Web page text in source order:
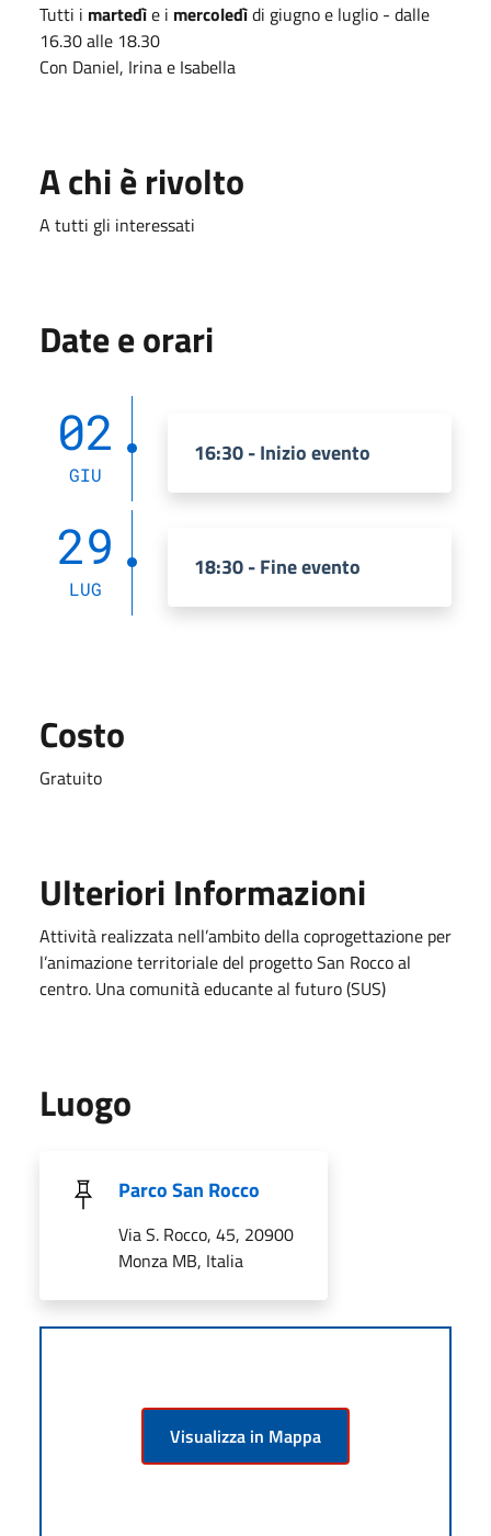
Tutti i martedìe i mercoledìdi giugno e luglio - dalle
16.30 alle 18.30
Con Daniel, Irina e Isabella
A chi è rivolto
A tutti gli interessati
Date e orari
02
GIU
16:30 - Inizio evento
29
LUG
18:30 - Fine evento
Costo
Gratuito
Ulteriori Informazioni
Attività realizzata nell’ambito della coprogettazione per
l’animazione territoriale del progetto San Rocco al
centro. Una comunità educante al futuro (SUS)
Luogo
Parco San Rocco
Via S. Rocco, 45, 20900
Monza MB, Italia
Visualizza in Mappa